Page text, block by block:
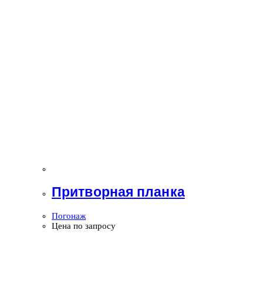
Притворная планка
Погонаж
Цена по запросу